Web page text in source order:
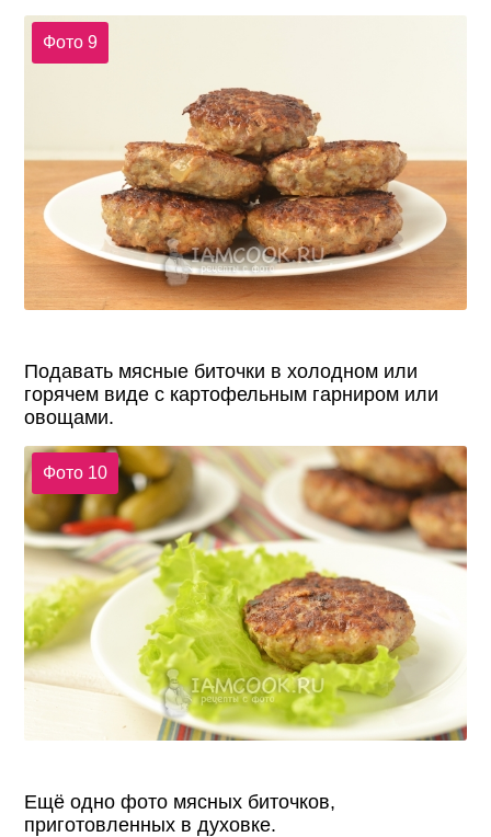
Фото 9
Подавать мясные биточки в холодном или
горячем виде с картофельным гарниром или
овощами.
Фото 10
Ещё одно фото мясных биточков,
приготовленных в духовке.